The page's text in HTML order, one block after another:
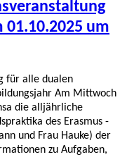
um
für alle dualen
Am Mittwoch
die alljährliche
des Erasmus -
und Frau Hauke) der
zu Aufgaben,